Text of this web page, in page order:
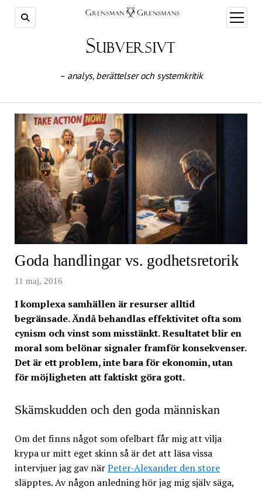
öppna
meny
Subversivt
– analys, berättelser och systemkritik
Goda handlingar vs. godhetsretorik
11 maj, 2016
I komplexa samhällen är resurser alltid
begränsade. Ändå behandlas effektivitet ofta som
cynism och vinst som misstänkt. Resultatet blir en
moral som belönar signaler framför konsekvenser.
Det är ett problem, inte bara för ekonomin, utan
för möjligheten att faktiskt göra gott.
Skämskudden och den goda människan
Om det finns något som ofelbart får mig att vilja
krypa ur mitt eget skinn så är det att läsa vissa
intervjuer jag gav närPeter-Alexander den store
släpptes. Av någon anledning hör jag mig själv säga,